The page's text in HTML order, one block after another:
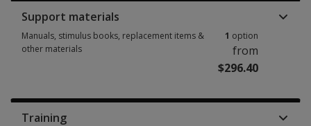
Support materials
Manuals, stimulus books, replacement items &
other materials
1 option
from
$296.40
Training